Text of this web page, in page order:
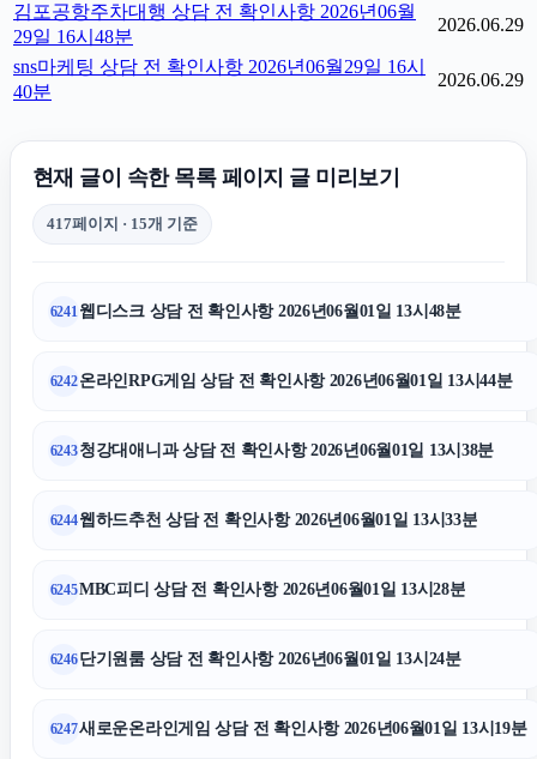
김포공항주차대행 상담 전 확인사항 2026년06월
29일 16시48분
2026.06.29
sns마케팅 상담 전 확인사항 2026년06월29일 16시
40분
2026.06.29
현재 글이 속한 목록 페이지 글 미리보기
417페이지 · 15개 기준
6241 웹디스크 상담 전 확인사항 2026년06월01일 13시48분
6242온라인RPG게임 상담 전 확인사항 2026년06월01일 13시44분
6243청강대애니과 상담 전 확인사항 2026년06월01일 13시38분
6244웹하드추천 상담 전 확인사항 2026년06월01일 13시33분
6245MBC피디 상담 전 확인사항 2026년06월01일 13시28분
6246단기원룸 상담 전 확인사항 2026년06월01일 13시24분
6247새로운온라인게임 상담 전 확인사항 2026년06월01일 13시19분